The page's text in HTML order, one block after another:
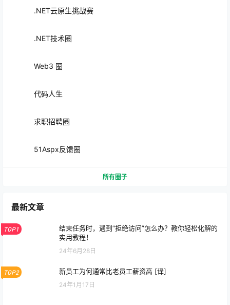
.NET云原生挑战赛
.NET技术圈
Web3 圈
代码人生
求职招聘圈
51Aspx反馈圈
所有圈子
最新文章
TOP1
结束任务时，遇到“拒绝访问”怎么办？教你轻松化解的
实用教程！
24年6月28日
TOP2 新员工为何通常比老员工薪资高 [译]
24年1月17日